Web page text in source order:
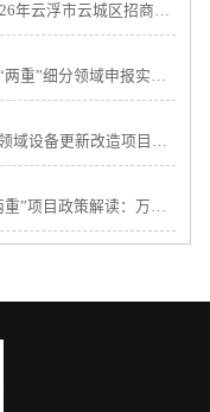
“两业协同 聚力融湾”2026年云浮市云城区招商引资（深圳）推介会邀请函
2026年超长期特别国债“两重”细分领域申报实操指导
2026年第二批工业重点领域设备更新改造项目政策解读：资金申报与实施要点
2026超长期特别国债“两重”项目政策解读：万亿资金申报实操指南